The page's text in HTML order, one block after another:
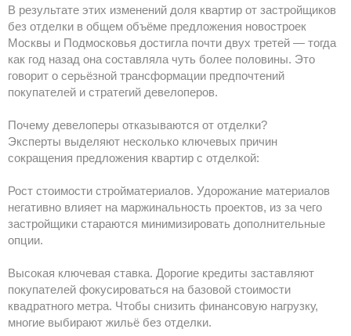
В результате этих изменений доля квартир от застройщиков
без отделки в общем объёме предложения новостроек
Москвы и Подмосковья достигла почти двух третей — тогда
как год назад она составляла чуть более половины. Это
говорит о серьёзной трансформации предпочтений
покупателей и стратегий девелоперов.
Почему девелоперы отказываются от отделки?
Эксперты выделяют несколько ключевых причин
сокращения предложения квартир с отделкой:
Рост стоимости стройматериалов. Удорожание материалов
негативно влияет на маржинальность проектов, из за чего
застройщики стараются минимизировать дополнительные
опции.
Высокая ключевая ставка. Дорогие кредиты заставляют
покупателей фокусироваться на базовой стоимости
квадратного метра. Чтобы снизить финансовую нагрузку,
многие выбирают жильё без отделки.